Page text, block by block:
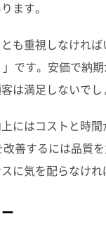
ます。
も重視しなければ
」です。安価で納期
は満足しないでし
にはコストと時間
善するには品質
に気を配らなけれ